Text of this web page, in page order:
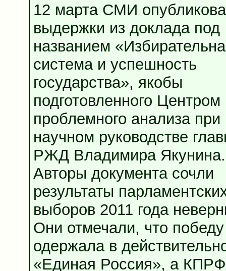
12 марта СМИ
выдержки из доклада под
названием
система и успешность
государства», якобы
подготовленного Центром
проблемного анализа при
научном руководстве
РЖД Владимира Якунина.
Авторы документа сочли
результаты
выборов 2011 года
Они отмечали, что победу
одержала в
«Единая Россия», а